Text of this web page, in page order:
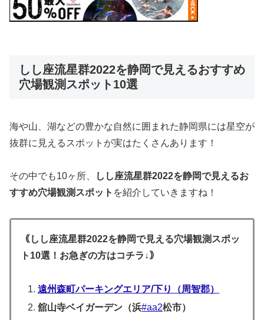
しし座流星群2022を静岡で見えるおすすめ
穴場観測スポット10選
海や山、湖などの豊かな自然に囲まれた静岡県には星空が
抜群に見えるスポットが実はたくさんあります！
その中でも10ヶ所、
しし座流星群2022を静岡で見えるお
すすめ穴場観測スポット を紹介していきますね！
｟しし座流星群2022を静岡で見える穴場観測スポッ
ト10選！お急ぎの方はコチラ↓｠
遠州森町パーキングエリア/下り（周智郡）
舘山寺ベイガーデン（浜#aa2松市）